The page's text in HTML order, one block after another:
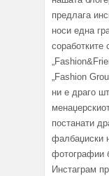
предлага
носи една
соработките
„Fashion
ни е драго
постанати
фалбаџиски
фотографии
Инстаграм